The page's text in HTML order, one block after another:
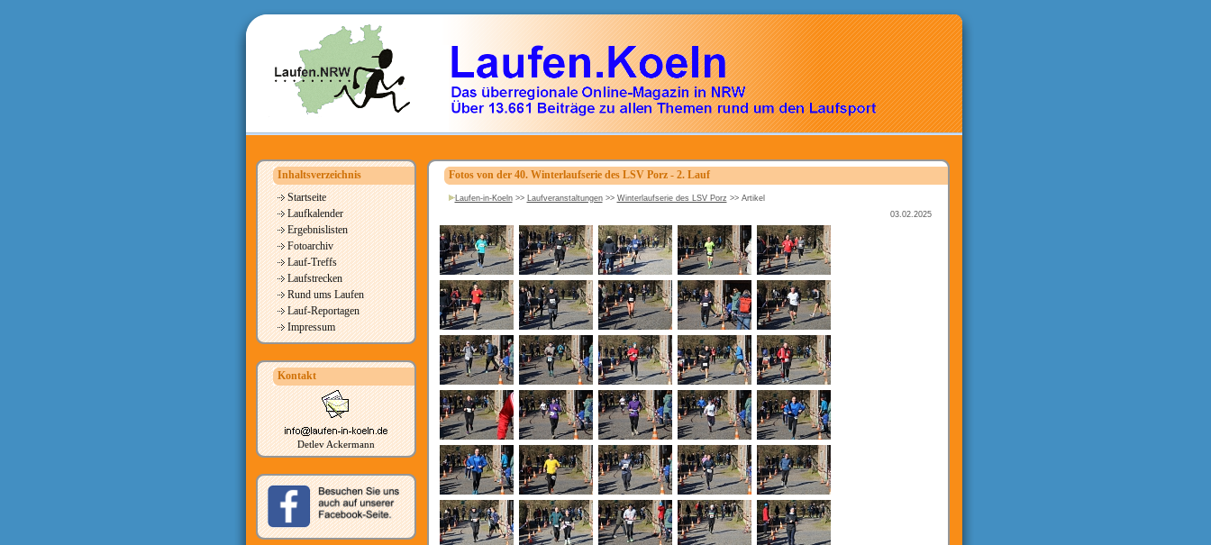
Inhaltsverzeichnis
Startseite
Laufkalender
Ergebnislisten
Fotoarchiv
Lauf-Treffs
Laufstrecken
Rund ums Laufen
Lauf-Reportagen
Impressum
Kontakt
Detlev Ackermann
Fotos von der 40. Winterlaufserie des LSV Porz - 2. Lauf
Laufen-in-Koeln>> Laufveranstaltungen>> Winterlaufserie des LSV Porz >> Artikel
03.02.2025